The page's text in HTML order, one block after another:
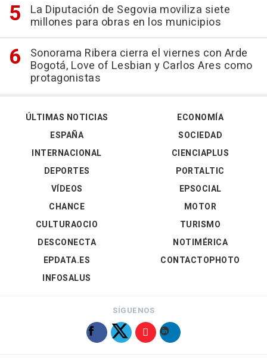
La Diputación de Segovia moviliza siete
millones para obras en los municipios
Sonorama Ribera cierra el viernes con Arde
Bogotá, Love of Lesbian y Carlos Ares como
protagonistas
ÚLTIMAS NOTICIAS
ESPAÑA
INTERNACIONAL
DEPORTES
VÍDEOS
ECONOMÍA
SOCIEDAD
CIENCIAPLUS
PORTALTIC
EPSOCIAL
CHANCE
CULTURAOCIO
DESCONECTA
EPDATA.ES
INFOSALUS
MOTOR
TURISMO
NOTIMÉRICA
CONTACTOPHOTO
SÍGUENOS